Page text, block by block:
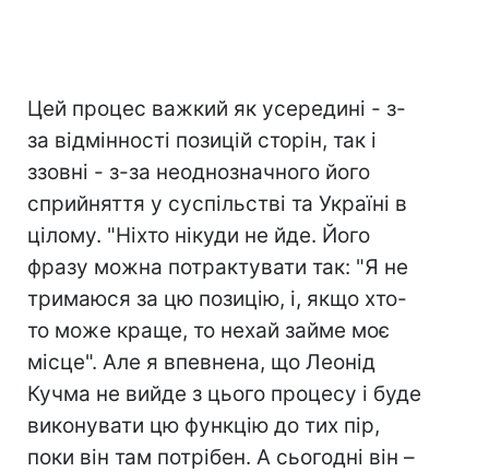
Цей процес важкий як усередині - з-
за відмінності позицій сторін, так і
ззовні - з-за неоднозначного його
сприйняття у суспільстві та Україні в
цілому. "Ніхто нікуди не йде. Його
фразу можна потрактувати так: "Я не
тримаюся за цю позицію, і, якщо хто-
то може краще, то нехай займе моє
місце". Але я впевнена, що Леонід
Кучма не вийде з цього процесу і буде
виконувати цю функцію до тих пір,
поки він там потрібен. А сьогодні він –